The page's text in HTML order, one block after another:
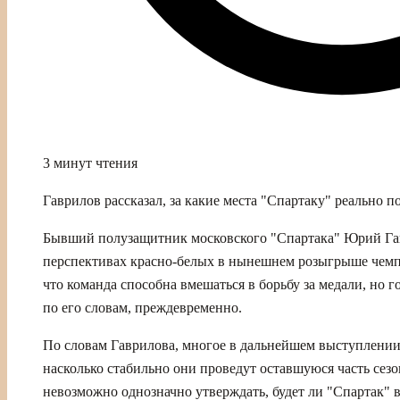
3 минут чтения
Гаврилов рассказал, за какие места "Спартаку" реально
Бывший полузащитник московского "Спартака" Юрий
перспективах красно‑белых в нынешнем розыгрыше
что команда способна вмешаться в борьбу за медали, но
по его словам, преждевременно.
По словам Гаврилова, многое в дальнейшем выступлении
насколько стабильно они проведут оставшуюся часть
невозможно однозначно утверждать, будет ли "Спартак"